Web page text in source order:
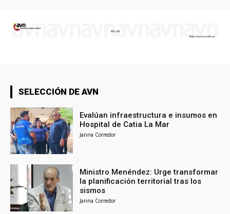
SELECCIÓN DE AVN
Evalúan infraestructura e insumos en
Hospital de Catia La Mar
Janna Corredor
Ministro Menéndez: Urge transformar
la planificación territorial tras los
sismos
Janna Corredor